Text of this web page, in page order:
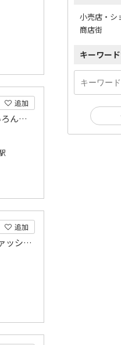
追加
枚方市駅近くで飲む・食べるなどが実現できる商店街です!いろんなお店で楽しんでください!
追加
「感謝と満足」、「夢と希望」をもって、社会に貢献するファッション集団「ゆめっせ」
小売店・シ
商店街
キーワー